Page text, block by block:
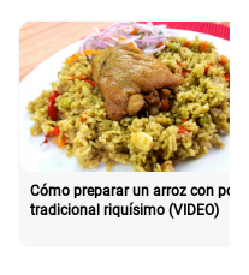
Cómo preparar un arroz con pollo
tradicional riquísimo (VIDEO)